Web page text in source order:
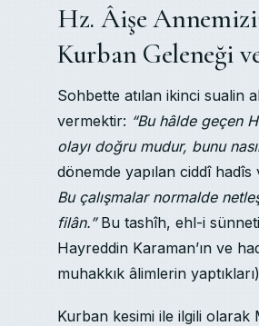
Hz. Âişe
Kurban Geleneği
Sohbette atılan ikinci sualin
vermektir: “Bu hâlde geçen
olayı doğru mudur, bunu
dönemde yapılan ciddî hadîs
Bu çalışmalar normalde
filân.”Bu tashîh, ehl-i
Hayreddin Karaman’ın ve
muhakkık âlimlerin
Kurban kesimi ile ilgili olarak